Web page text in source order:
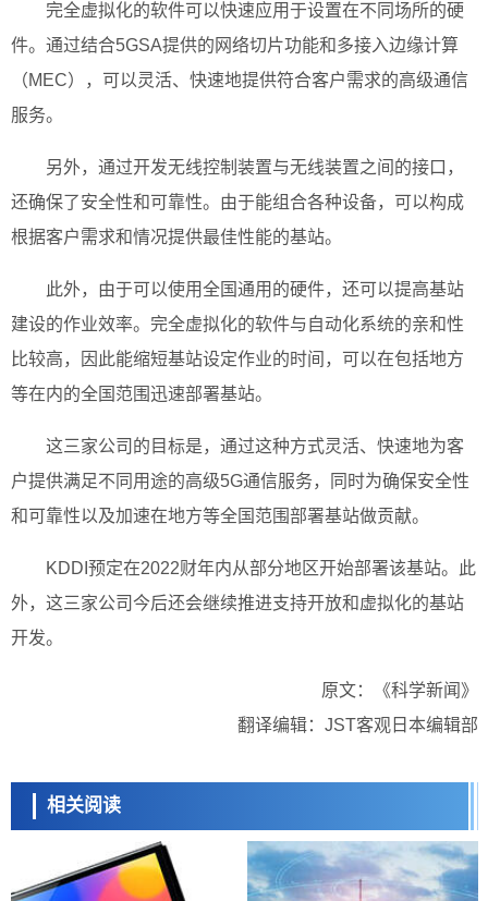
完全虚拟化的软件可以快速应用于设置在不同场所的硬
件。通过结合5GSA提供的网络切片功能和多接入边缘计算
（MEC），可以灵活、快速地提供符合客户需求的高级通信
服务。
另外，通过开发无线控制装置与无线装置之间的接口，
还确保了安全性和可靠性。由于能组合各种设备，可以构成
根据客户需求和情况提供最佳性能的基站。
此外，由于可以使用全国通用的硬件，还可以提高基站
建设的作业效率。完全虚拟化的软件与自动化系统的亲和性
比较高，因此能缩短基站设定作业的时间，可以在包括地方
等在内的全国范围迅速部署基站。
这三家公司的目标是，通过这种方式灵活、快速地为客
户提供满足不同用途的高级5G通信服务，同时为确保安全性
和可靠性以及加速在地方等全国范围部署基站做贡献。
KDDI预定在2022财年内从部分地区开始部署该基站。此
外，这三家公司今后还会继续推进支持开放和虚拟化的基站
开发。
原文：《科学新闻》
翻译编辑：JST客观日本编辑部
相关阅读